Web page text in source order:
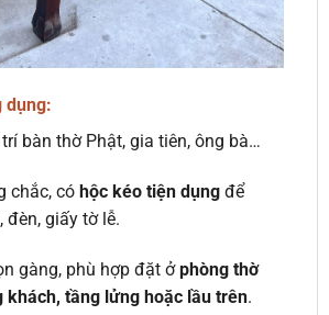
dụng:
bàn thờ Phật, gia tiên, ông bà…
chắc, có hộc kéo tiện dụngđể
đèn, giấy tờ lễ.
gàng, phù hợp đặt ởphòng thờ
khách, tầng lửng hoặc lầu trên.